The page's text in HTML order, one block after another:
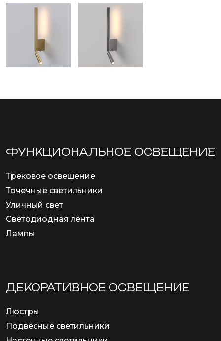
ФУНКЦИОНА­ЛЬНОЕ ОСВЕЩЕНИЕ
Трековое освещение
Точечные светильники
Уличный свет
Светодиодная лента
Лампы
ДЕКОРАТИВНОЕ ОСВЕЩЕНИЕ
Люстры
Подвесные светильники